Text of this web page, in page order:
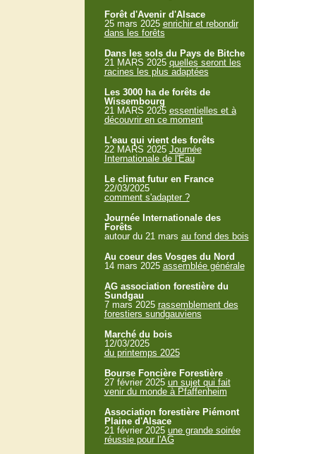
Forêt d'Avenir d'Alsace
25 mars 2025 enrichir et rebondir
dans les forêts
Dans les sols du Pays de Bitche
21 MARS 2025 quelles seront les
racines les plus adaptées
Les 3000 ha de forêts de
Wissembourg
21 MARS 2025 essentielles et à
découvrir en ce moment
L'eau qui vient des forêts
22 MARS 2025 Journée
Internationale de l'Eau
Le climat futur en France
22/03/2025
comment s'adapter ?
Journée Internationale des
Forêts
autour du 21 mars au fond des bois
Au coeur des Vosges du Nord
14 mars 2025 assemblée générale
AG association forestière du
Sundgau
7 mars 2025 rassemblement des
forestiers sundgauviens
Marché du bois
12/03/2025
du printemps 2025
Bourse Foncière Forestière
27 février 2025 un sujet qui fait
venir du monde à Pfaffenheim
Association forestière Piémont
Plaine d'Alsace
21 février 2025 une grande soirée
réussie pour l'AG